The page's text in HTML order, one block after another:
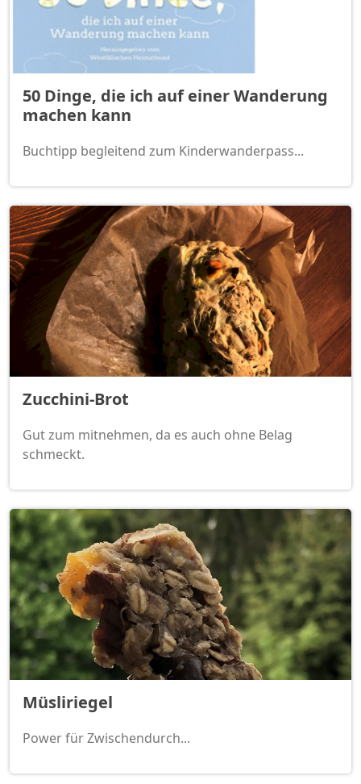
50 Dinge, die ich auf einer Wanderung
machen kann
Buchtipp begleitend zum Kinderwanderpass...
Zucchini-Brot
Gut zum mitnehmen, da es auch ohne Belag
schmeckt.
Müsliriegel
Power für Zwischendurch...